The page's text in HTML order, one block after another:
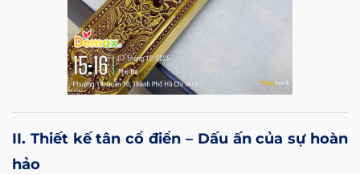
II. Thiết kế tân cổ điển – Dấu ấn của sự hoàn
hảo